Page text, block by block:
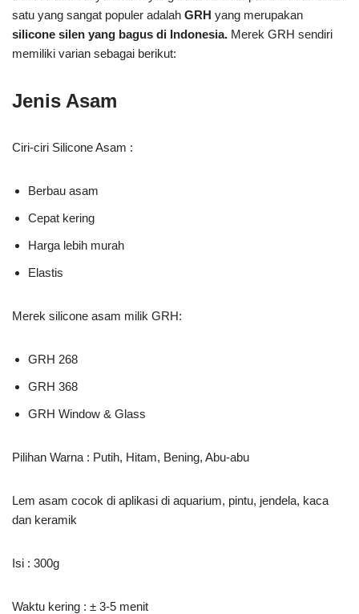
satu yang sangat populer adalah GRH yang merupakan
silicone silen yang bagus di Indonesia. Merek GRH sendiri
memiliki varian sebagai berikut:
Jenis Asam
Ciri-ciri Silicone Asam :
Berbau asam
Cepat kering
Harga lebih murah
Elastis
Merek silicone asam milik GRH:
GRH 268
GRH 368
GRH Window & Glass
Pilihan Warna : Putih, Hitam, Bening, Abu-abu
Lem asam cocok di aplikasi di aquarium, pintu, jendela, kaca
dan keramik
Isi : 300g
Waktu kering : ± 3-5 menit